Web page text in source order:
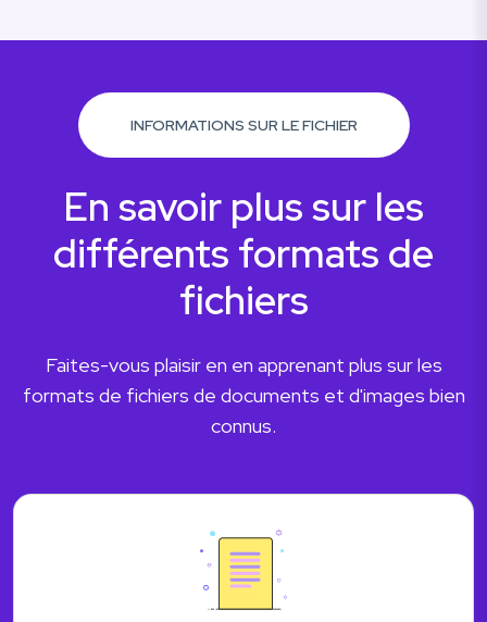
INFORMATIONS SUR LE FICHIER
En savoir plus sur les
différents formats de
fichiers
Faites-vous plaisir en en apprenant plus sur les
formats de fichiers de documents et d'images bien
connus.